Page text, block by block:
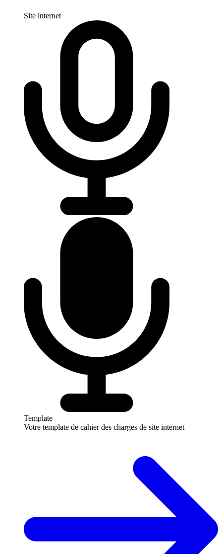
Site internet
Template
Votre template de cahier des charges de site internet